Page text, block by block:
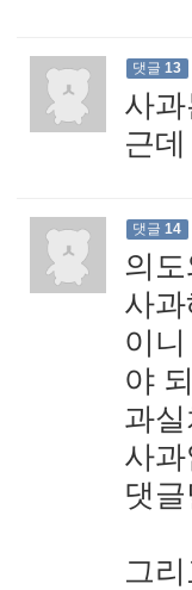
댓글 13
사
근
댓글 14
의
사
이
야
과
사
댓
그